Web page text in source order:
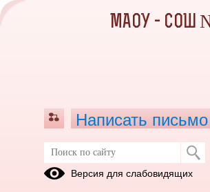
Сентябрь 2023
МАОУ - СОШ
Написать письмо
Версия для слабовидящих